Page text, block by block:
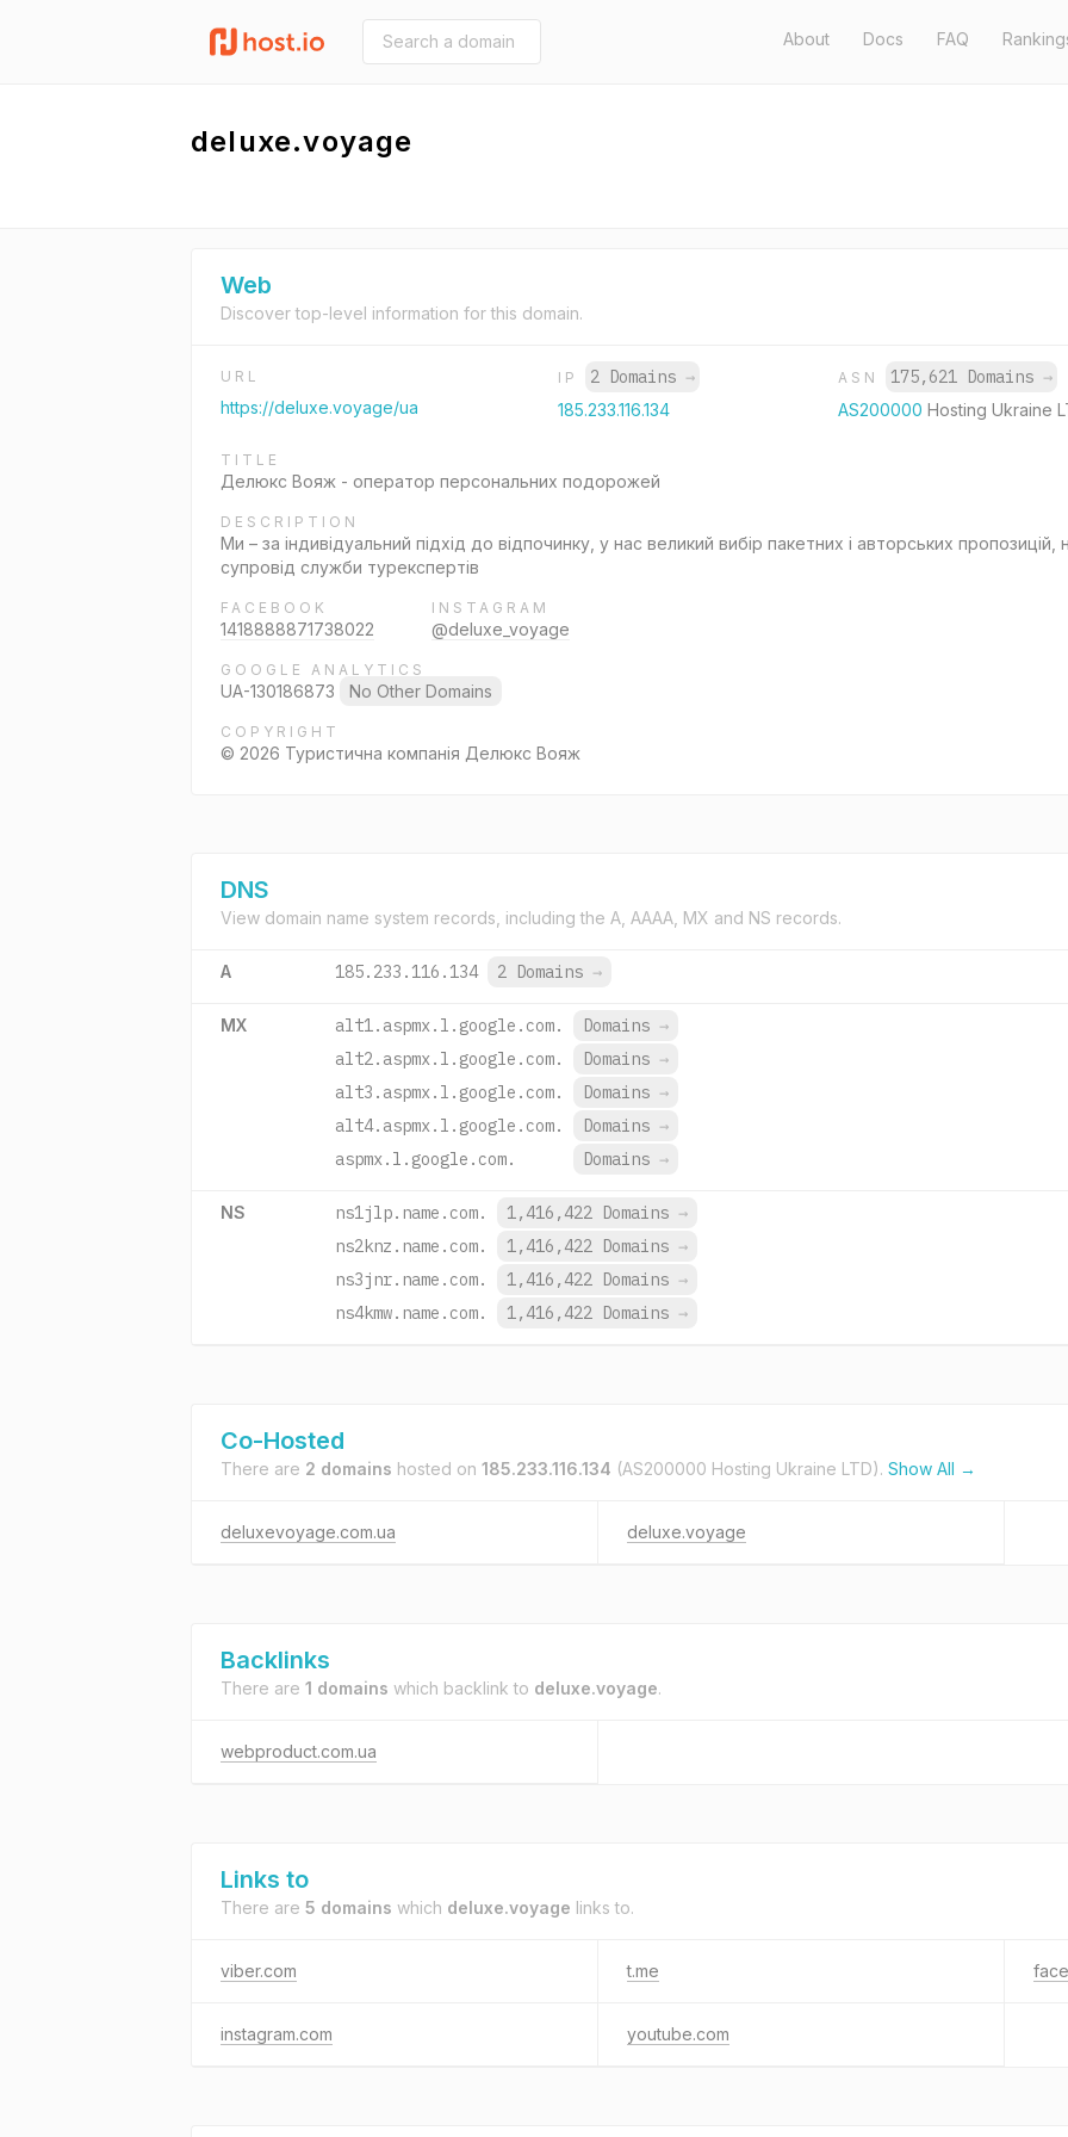
About Docs FAQ
deluxe.voyage
Web
Discover top-level information for this domain.
URL
https://deluxe.voyage/ua
IP 2 Domains →
185.233.116.134
ASN 175,621 Domains →
AS200000Hosting Ukraine
TITLE
Делюкс Вояж - оператор персональних подорожей
DESCRIPTION
Ми – за індивідуальний підхід до відпочинку, у нас великий вибір пакетних і авторських пропозицій,
супровід служби турекспертів
FACEBOOK
1418888871738022
INSTAGRAM
@deluxe_voyage
GOOGLE ANALYTICS
UA-130186873 No Other Domains
COPYRIGHT
© 2026 Туристична компанія Делюкс Вояж
DNS
View domain name system records, including the A, AAAA, MX and NS records.
A 185.233.116.134 2 Domains →
MX alt1.aspmx.l.google.com. Domains →
alt2.aspmx.l.google.com.
Domains →
alt3.aspmx.l.google.com.
Domains →
alt4.aspmx.l.google.com.
Domains →
aspmx.l.google.com.
Domains →
NS ns1jlp.name.com. 1,416,422 Domains →
ns2knz.name.com.
1,416,422 Domains →
ns3jnr.name.com.
1,416,422 Domains →
ns4kmw.name.com.
1,416,422 Domains →
Co-Hosted
There are 2 domains hosted on 185.233.116.134 (AS200000 Hosting Ukraine LTD). Show All →
deluxevoyage.com.ua deluxe.voyage
Backlinks
There are 1 domains which backlink to deluxe.voyage.
webproduct.com.ua
Links to
There are 5 domains which deluxe.voyage links to.
viber.com t.me
instagram.com youtube.com